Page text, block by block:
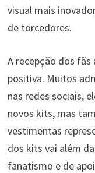
visual mais
de torcedores.
A recepção dos
positiva. Muitos
nas redes sociais,
novos kits, mas
vestimentas
dos kits vai além
fanatismo e de